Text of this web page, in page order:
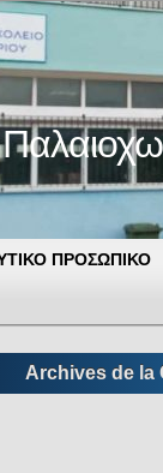
ΠΡΟΣΩΠΙΚΟ
Archives de la